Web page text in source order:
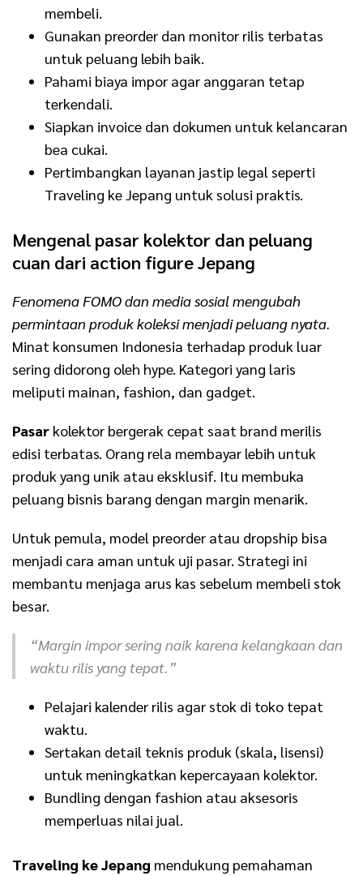
membeli.
Gunakan preorder dan monitor rilis terbatas
untuk peluang lebih baik.
Pahami biaya impor agar anggaran tetap
terkendali.
Siapkan invoice dan dokumen untuk kelancaran
bea cukai.
Pertimbangkan layanan jastip legal seperti
Traveling ke Jepang untuk solusi praktis.
Mengenal pasar kolektor dan peluang
cuan dari action figure Jepang
Fenomena FOMO dan media sosial mengubah
permintaan produk koleksi menjadi peluang nyata.
Minat konsumen Indonesia terhadap produk luar
sering didorong oleh hype. Kategori yang laris
meliputi mainan, fashion, dan gadget.
Pasar kolektor bergerak cepat saat brand merilis
edisi terbatas. Orang rela membayar lebih untuk
produk yang unik atau eksklusif. Itu membuka
peluang bisnis barang dengan margin menarik.
Untuk pemula, model preorder atau dropship bisa
menjadi cara aman untuk uji pasar. Strategi ini
membantu menjaga arus kas sebelum membeli stok
besar.
“Margin impor sering naik karena kelangkaan dan
waktu rilis yang tepat.”
Pelajari kalender rilis agar stok di toko tepat
waktu.
Sertakan detail teknis produk (skala, lisensi)
untuk meningkatkan kepercayaan kolektor.
Bundling dengan fashion atau aksesoris
memperluas nilai jual.
Traveling ke Jepang mendukung pemahaman